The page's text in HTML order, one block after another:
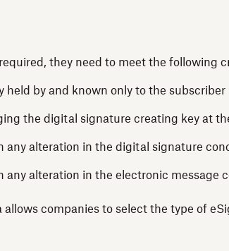
they need to meet the following
held by and known only to the subscriber
the digital signature creating key at
any alteration in the digital signature
any alteration in the electronic message
allows companies to select the type of